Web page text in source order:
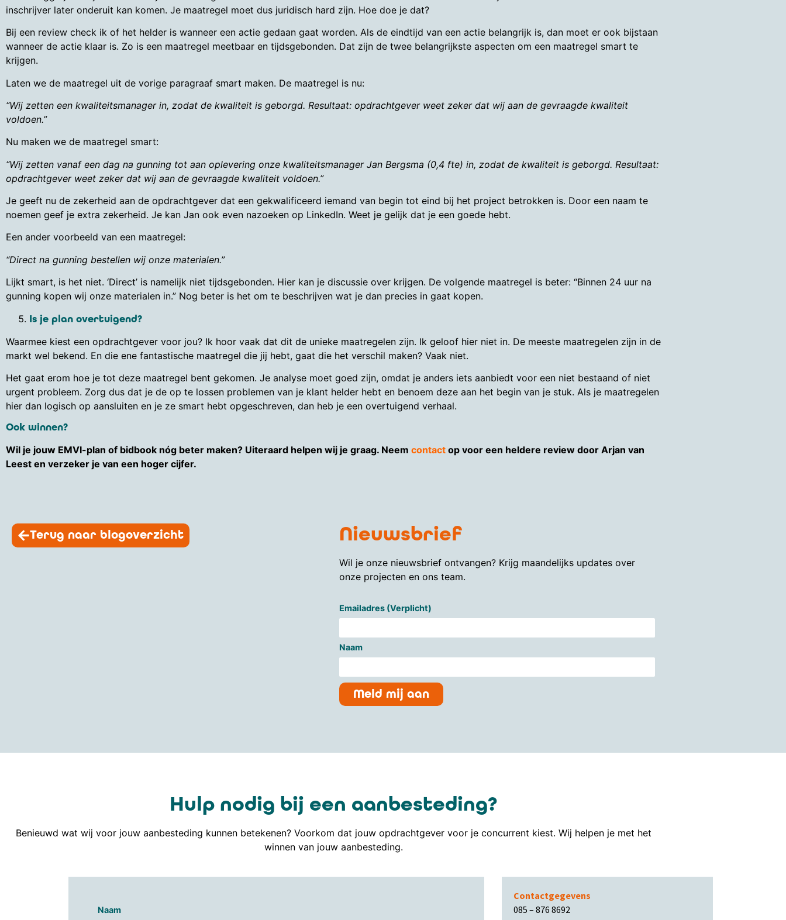
inschrijver later onderuit kan komen. Je maatregel moet dus juridisch hard zijn. Hoe doe je dat?
Bij een review check ik of het helder is wanneer een actie gedaan gaat worden. Als de eindtijd van een actie belangrijk is, dan moet er ook bijstaan
wanneer de actie klaar is. Zo is een maatregel meetbaar en tijdsgebonden. Dat zijn de twee belangrijkste aspecten om een maatregel smart te
krijgen.
Laten we de maatregel uit de vorige paragraaf smart maken. De maatregel is nu:
“Wij zetten een kwaliteitsmanager in, zodat de kwaliteit is geborgd. Resultaat: opdrachtgever weet zeker dat wij aan de gevraagde kwaliteit
voldoen.”
Nu maken we de maatregel smart:
“Wij zetten vanaf een dag na gunning tot aan oplevering onze kwaliteitsmanager Jan Bergsma (0,4 fte) in, zodat de kwaliteit is geborgd. Resultaat:
opdrachtgever weet zeker dat wij aan de gevraagde kwaliteit voldoen.”
Je geeft nu de zekerheid aan de opdrachtgever dat een gekwalificeerd iemand van begin tot eind bij het project betrokken is. Door een naam te
noemen geef je extra zekerheid. Je kan Jan ook even nazoeken op LinkedIn. Weet je gelijk dat je een goede hebt.
Een ander voorbeeld van een maatregel:
“Direct na gunning bestellen wij onze materialen.”
Lijkt smart, is het niet. ‘Direct’ is namelijk niet tijdsgebonden. Hier kan je discussie over krijgen. De volgende maatregel is beter: “Binnen 24 uur na
gunning kopen wij onze materialen in.” Nog beter is het om te beschrijven wat je dan precies in gaat kopen.
Is je plan overtuigend?
Waarmee kiest een opdrachtgever voor jou? Ik hoor vaak dat dit de unieke maatregelen zijn. Ik geloof hier niet in. De meeste maatregelen zijn in de
markt wel bekend. En die ene fantastische maatregel die jij hebt, gaat die het verschil maken? Vaak niet.
Het gaat erom hoe je tot deze maatregel bent gekomen. Je analyse moet goed zijn, omdat je anders iets aanbiedt voor een niet bestaand of niet
urgent probleem. Zorg dus dat je de op te lossen problemen van je klant helder hebt en benoem deze aan het begin van je stuk. Als je maatregelen
hier dan logisch op aansluiten en je ze smart hebt opgeschreven, dan heb je een overtuigend verhaal.
Ook winnen?
Wil je jouw EMVI-plan of bidbook nóg beter maken? Uiteraard helpen wij je graag. Neem contact op voor een heldere review door Arjan van
Leest en verzeker je van een hoger cijfer.
Terug naar blogoverzicht Nieuwsbrief
Wil je onze nieuwsbrief ontvangen? Krijg maandelijks updates over
onze projecten en ons team.
Emailadres (Verplicht)
Naam
Meld mij aan
Hulp nodig bij een aanbesteding?
Benieuwd wat wij voor jouw aanbesteding kunnen betekenen? Voorkom dat jouw opdrachtgever voor je concurrent kiest. Wij helpen je met het
winnen van jouw aanbesteding.
Naam
Contactgegevens
085 – 876 8692